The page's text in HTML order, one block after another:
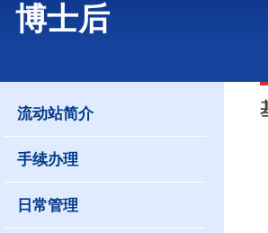
博士后
流动站简介
手续办理
日常管理